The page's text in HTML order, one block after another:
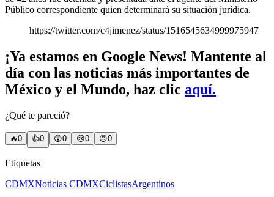
Público correspondiente quien determinará su situación jurídica.
https://twitter.com/c4jimenez/status/1516545634999975947
¡Ya estamos en Google News! Mantente al
día con las noticias más importantes de
México y el Mundo, haz clic aquí.
¿Qué te pareció?
🔥0 👍0 😲0 😢0 😠0
Etiquetas
CDMXNoticias CDMXCiclistasArgentinos